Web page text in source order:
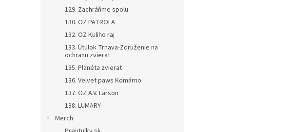
129. Zachráňme spolu
130. OZ PATROLA
132. OZ Kuliho raj
133. Útulok Trnava-Združenie na
ochranu zvierat
135. Planéta zvierat
136. Velvet paws Komárno
137. OZ A.V. Larson
138. LUMARY
Merch